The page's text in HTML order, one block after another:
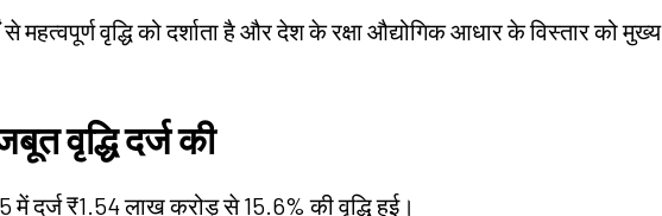
महत्वपूर्ण वृद्धि को दर्शाता है और देश के रक्षा औद्योगिक आधार के विस्तार को मुख्य
वृद्धि दर्ज की
25 में दर्ज ₹1.54 लाख करोड़ से 15.6% की वृद्धि हुई।